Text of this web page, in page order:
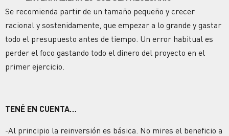
Se recomienda partir de un tamaño pequeño y crecer
racional y sostenidamente, que empezar a lo grande y gastar
todo el presupuesto antes de tiempo. Un error habitual es
perder el foco gastando todo el dinero del proyecto en el
primer ejercicio.
TENÉ EN CUENTA…
-Al principio la reinversión es básica. No mires el beneficio a